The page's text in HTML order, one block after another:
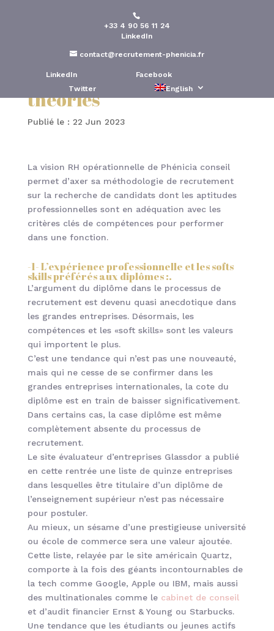
+33 4 90 56 11 24
LinkedIn
contact@recrutement-phenicia.fr
LinkedIn
Facebook
Twitter
English
Les compétences
opérationnelles
préférées aux grandes
théories
Publié le : 22 Jun 2023
La vision RH opérationnelle de Phénicia conseil
permet d’axer sa méthodologie de recrutement
sur la recherche de candidats dont les aptitudes
professionnelles sont en adéquation avec les
critères clés de compétences pour performer
dans une fonction.
-1- L’expérience professionnelle et les softs
skills préférés aux diplômes :.
L’argument du diplôme dans le processus de
recrutement est devenu quasi anecdotique dans
les grandes entreprises. Désormais, les
compétences et les «soft skills» sont les valeurs
qui importent le plus.
C’est une tendance qui n’est pas une nouveauté,
mais qui ne cesse de se confirmer dans les
grandes entreprises internationales, la cote du
diplôme est en train de baisser significativement.
Dans certains cas, la case diplôme est même
complètement absente du processus de
recrutement.
Le site évaluateur d’entreprises Glassdor a publié
en cette rentrée une liste de quinze entreprises
dans lesquelles être titulaire d’un diplôme de
l’enseignement supérieur n’est pas nécessaire
pour postuler.
Au mieux, un sésame d’une prestigieuse université
ou école de commerce sera une valeur ajoutée.
Cette liste, relayée par le site américain Quartz,
comporte à la fois des géants incontournables de
la tech comme Google, Apple ou IBM, mais aussi
des multinationales comme le cabinet de conseil
et d’audit financier Ernst & Young ou Starbucks.
Une tendance que les étudiants ou jeunes actifs